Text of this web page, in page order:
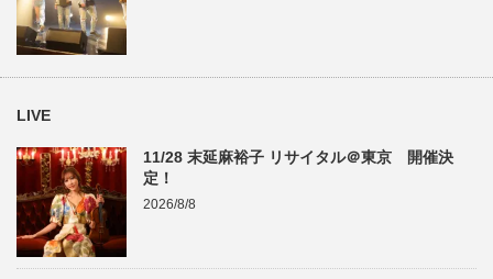
LIVE
11/28 末延麻裕子 リサイタル＠東京 開催決
定！
2026/8/8